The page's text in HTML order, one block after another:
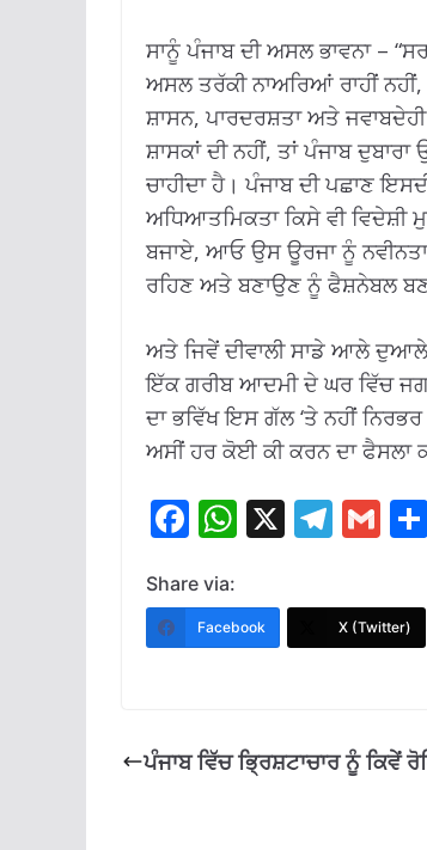
ਸਾਨੂੰ ਪੰਜਾਬ ਦੀ ਅਸਲ ਭਾਵਨਾ –
ਅਸਲ ਤਰੱਕੀ ਨਾਅਰਿਆਂ ਰਾਹੀਂ
ਸ਼ਾਸਨ, ਪਾਰਦਰਸ਼ਤਾ ਅਤੇ ਜਵਾਬਦੇਹੀ
ਸ਼ਾਸਕਾਂ ਦੀ ਨਹੀਂ, ਤਾਂ ਪੰਜਾਬ
ਚਾਹੀਦਾ ਹੈ। ਪੰਜਾਬ ਦੀ ਪਛਾਣ
ਅਧਿਆਤਮਿਕਤਾ ਕਿਸੇ ਵੀ ਵਿਦੇਸ਼ੀ
ਬਜਾਏ, ਆਓ ਉਸ ਊਰਜਾ ਨੂੰ
ਰਹਿਣ ਅਤੇ ਬਣਾਉਣ ਨੂੰ ਫੈਸ਼ਨੇਬਲ
ਅਤੇ ਜਿਵੇਂ ਦੀਵਾਲੀ ਸਾਡੇ ਆਲੇ
ਇੱਕ ਗਰੀਬ ਆਦਮੀ ਦੇ ਘਰ ਵਿੱਚ
ਦਾ ਭਵਿੱਖ ਇਸ ਗੱਲ ‘ਤੇ ਨਹੀਂ
ਅਸੀਂ ਹਰ ਕੋਈ ਕੀ ਕਰਨ ਦਾ ਫੈਸਲਾ
F
e
b
k
W
at
s
p
X T
e
gr
G
ai
l
Share via:
Facebook X (Twitter)
ਪੰਜਾਬ ਵਿੱਚ ਭ੍ਰਿਸ਼ਟਾਚਾਰ ਨੂੰ ਕਿਵੇਂ